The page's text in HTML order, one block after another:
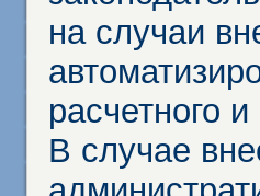
на случаи
расчетного
В случае